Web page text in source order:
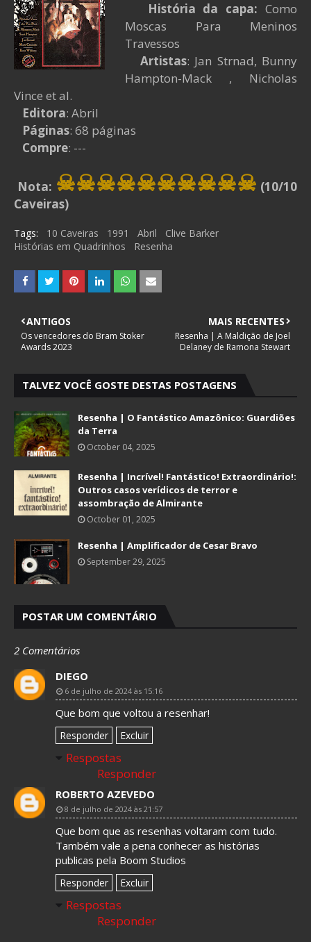
História da capa: Como
Moscas Para Meninos
Travessos
Artistas: Jan Strnad, Bunny
Hampton-Mack , Nicholas
Vince et al.
Editora: Abril
Páginas: 68 páginas
Compre: ---
Nota: ☠☠☠☠☠☠☠☠☠☠ (10/10
Caveiras)
Tags: 10 Caveiras 1991 Abril
Clive Barker
Histórias em Quadrinhos
Resenha
MAIS RECENTES
Resenha | A Maldição de Joel
Delaney de Ramona Stewart
ANTIGOS
Os vencedores do Bram Stoker
Awards 2023
TALVEZ VOCÊ GOSTE DESTAS POSTAGENS
Resenha | O Fantástico Amazônico: Guardiões
da Terra
October 04, 2025
Resenha | Incrível! Fantástico! Extraordinário!:
Outros casos verídicos de terror e
assombração de Almirante
October 01, 2025
Resenha | Amplificador de Cesar Bravo
September 29, 2025
POSTAR UM COMENTÁRIO
2 Comentários
DIEGO
6 de julho de 2024 às 15:16
Que bom que voltou a resenhar!
Responder Excluir
Respostas
Responder
ROBERTO AZEVEDO
8 de julho de 2024 às 21:57
Que bom que as resenhas voltaram com tudo.
Também vale a pena conhecer as histórias
publicas pela Boom Studios
Responder Excluir
Respostas
Responder